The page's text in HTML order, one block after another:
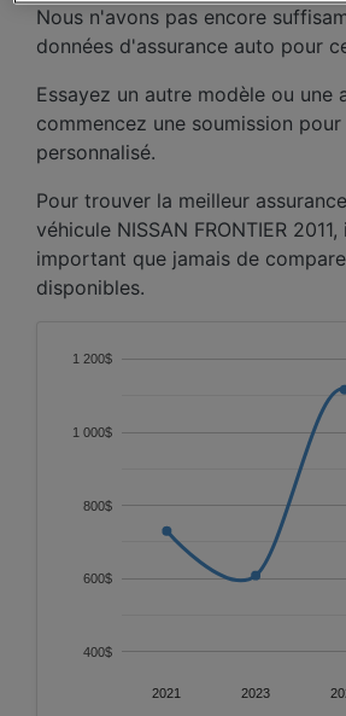
Nous n'avons pas encore
données d'assurance auto pour
Essayez un autre modèle ou une
commencez une soumission
personnalisé.
Pour trouver la meilleur
véhicule NISSAN FRONTIER
important que jamais de
disponibles.
2021 2023
400$
600$
800$
1 000$
1 200$